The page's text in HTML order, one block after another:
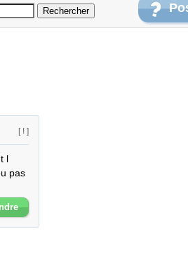
[ ! ]
l
pas